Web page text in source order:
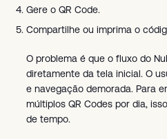
Gere o QR Code.
Compartilhe ou imprima o
O problema é que o fluxo do
diretamente da tela inicial. O
e navegação demorada. Para
múltiplos QR Codes por dia,
de tempo.